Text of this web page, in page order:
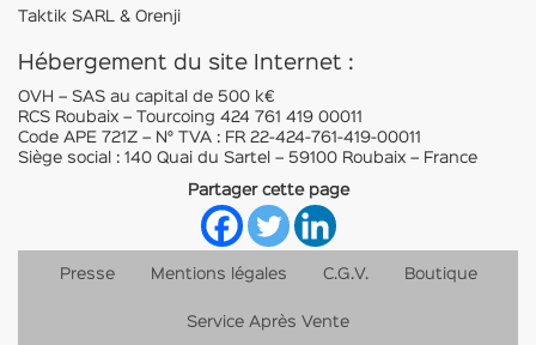
Taktik SARL & Orenji
Hébergement du site Internet :
OVH – SAS au capital de 500 k€
RCS Roubaix – Tourcoing 424 761 419 00011
Code APE 721Z – N° TVA : FR 22-424-761-419-00011
Siège social : 140 Quai du Sartel – 59100 Roubaix – France
Partager cette page
Presse Mentions légales C.G.V. Boutique
Service Après Vente